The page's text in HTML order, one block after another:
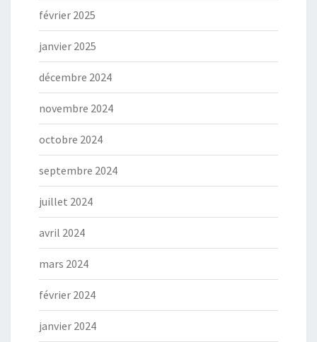
février 2025
janvier 2025
décembre 2024
novembre 2024
octobre 2024
septembre 2024
juillet 2024
avril 2024
mars 2024
février 2024
janvier 2024